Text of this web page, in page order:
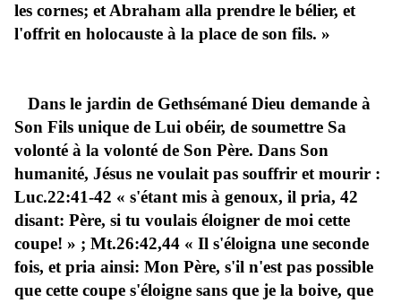
les cornes; et Abraham alla prendre le bélier, et
l'offrit en holocauste à la place de son fils. »
Dans le jardin de Gethsémané Dieu demande à
Son Fils unique de Lui obéir, de soumettre Sa
volonté à la volonté de Son Père. Dans Son
humanité, Jésus ne voulait pas souffrir et mourir :
Luc.22:41-42 « s'étant mis à genoux, il pria, 42
disant: Père, si tu voulais éloigner de moi cette
coupe! » ; Mt.26:42,44 « Il s'éloigna une seconde
fois, et pria ainsi: Mon Père, s'il n'est pas possible
que cette coupe s'éloigne sans que je la boive, que